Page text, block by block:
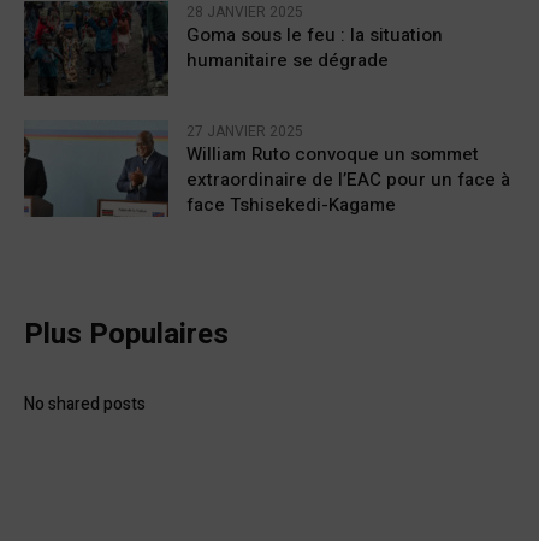
28 JANVIER 2025
Goma sous le feu : la situation
humanitaire se dégrade
27 JANVIER 2025
William Ruto convoque un sommet
extraordinaire de l’EAC pour un face à
face Tshisekedi-Kagame
Plus Populaires
No shared posts